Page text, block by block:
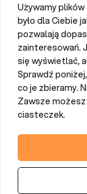
Używamy
było dla Ciebie
pozwalają
zainteresowań.
się wyświetlać,
Sprawdź
co je zbieramy.
Zawsze
ciasteczek.